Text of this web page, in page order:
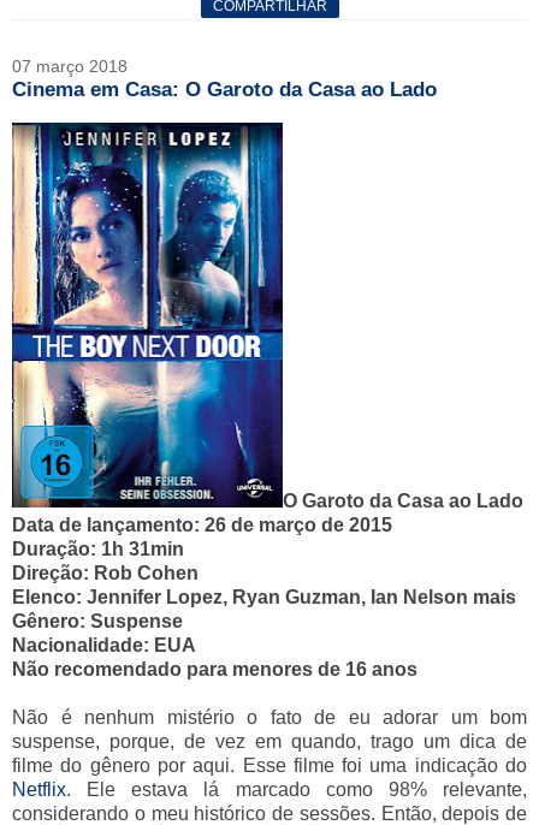
COMPARTILHAR
07 março 2018
Cinema em Casa: O Garoto da Casa ao Lado
O Garoto da Casa ao Lado
Data de lançamento: 26 de março de 2015
Duração: 1h 31min
Direção: Rob Cohen
Elenco: Jennifer Lopez, Ryan Guzman, Ian Nelson mais
Gênero: Suspense
Nacionalidade: EUA
Não recomendado para menores de 16 anos
Não é nenhum mistério o fato de eu adorar um bom
suspense, porque, de vez em quando, trago um dica de
filme do gênero por aqui. Esse filme foi uma indicação do
Netflix. Ele estava lá marcado como 98% relevante,
considerando o meu histórico de sessões. Então, depois de